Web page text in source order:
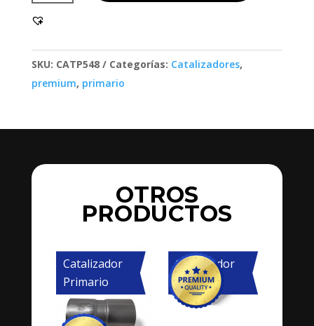
SKU: CATP548 Categorías: Catalizadores,
premium, primario
OTROS
PRODUCTOS
Catalizador
Primario
Catalizador
Primario